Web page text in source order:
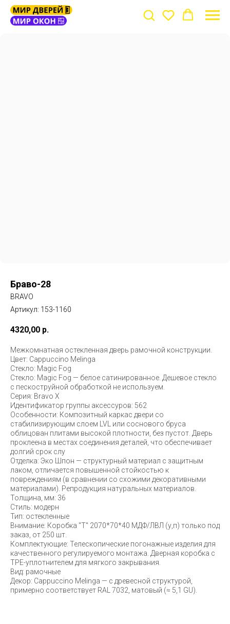
Браво-28
BRAVO
Артикул: 153-1160
4320,00 р.
Межкомнатная остекленная дверь рамочной конструкции.
Цвет: Cappuccino Melinga
Стекло: Magic Fog
Стекло: Magic Fog — белое сатинированное. Дешевое стекло
с пескоструйной обработкой не используем.
Серия: Bravo X
Идентификатор группы аксессуров: 562
Особенности: Композитный каркас двери со
стабилизирующим слоем LVL или соснового бруса
облицован плитами высокой плотности, без пустот. Дверь
проклеена в местах соединения деталей, что обеспечивает
долгий срок слу
Отделка: Эко Шпон — структурный материал с защитным
лаком, отличается повышенной стойкостью к
повреждениям (в сравнении со схожими декоративными
материалами). Репродукция натуральных материалов.
Толщина, мм: 36
Стиль: модерн
Тип: остекленные
Внимание: Коробка "Т" 2070*70*40 МДФ/ЛВЛ (у,п) только под
заказ, от 250 шт.
Комплектующие: Телескопические погонажные изделия для
качественного регулируемого монтажа. Дверная коробка с
TPE-уплотнителем для мягкого закрывания.
Вид: рамочные
Декор: Cappuccino Melinga — с древесной структурой,
примерно соответствует RAL 7032, матовый (≈ 5,1 GU).